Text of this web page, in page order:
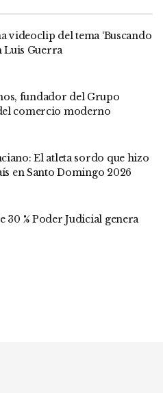
videoclip del tema ‘Buscando
Luis Guerra
fundador del Grupo
comercio moderno
El atleta sordo que hizo
en Santo Domingo 2026
30 % Poder Judicial genera